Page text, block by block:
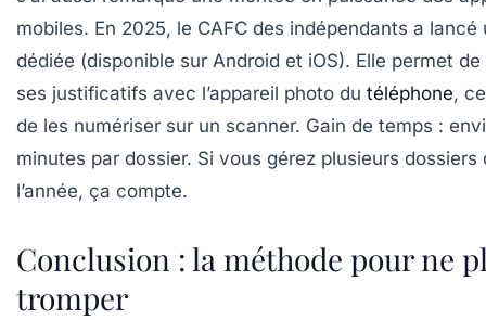
mobiles. En 2025, le CAFC des indépendants a lancé
dédiée (disponible sur Android et iOS). Elle permet
ses justificatifs avec l’appareil photo du téléphone,
de les numériser sur un scanner. Gain de temps :
minutes par dossier. Si vous gérez plusieurs dossiers
l’année, ça compte.
Conclusion : la méthode pour ne
tromper